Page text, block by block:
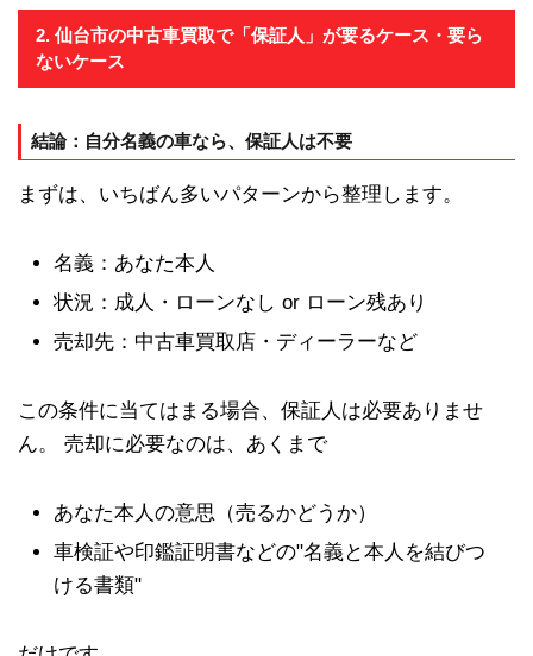
2. 仙台市の中古車買取で「保証人」が要るケース・要ら
ないケース
結論：自分名義の車なら、保証人は不要
まずは、いちばん多いパターンから整理します。
名義：あなた本人
状況：成人・ローンなし or ローン残あり
売却先：中古車買取店・ディーラーなど
この条件に当てはまる場合、保証人は必要ありませ
ん。 売却に必要なのは、あくまで
あなた本人の意思（売るかどうか）
車検証や印鑑証明書などの"名義と本人を結びつ
ける書類"